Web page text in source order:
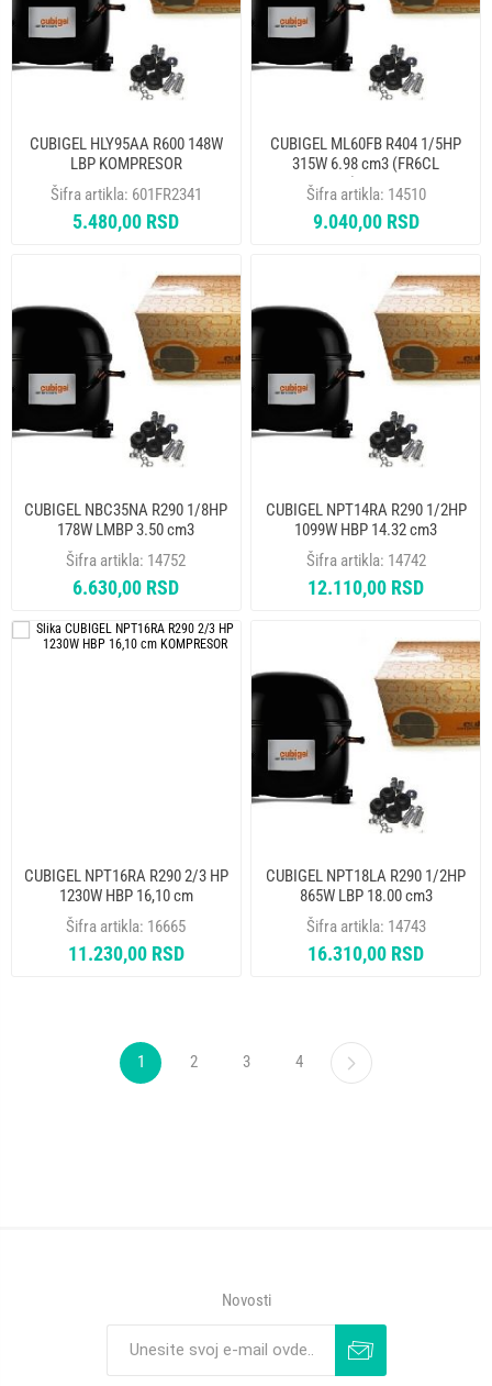
CUBIGEL HLY95AA R600 148W
LBP KOMPRESOR
Šifra artikla: 601FR2341
5.480,00 RSD
CUBIGEL ML60FB R404 1/5HP
315W 6.98 cm3 (FR6CL
613FR245) KOMPRESOR
Šifra artikla: 14510
9.040,00 RSD
CUBIGEL NBC35NA R290 1/8HP
178W LMBP 3.50 cm3
KOMPRESOR
Šifra artikla: 14752
6.630,00 RSD
CUBIGEL NPT14RA R290 1/2HP
1099W HBP 14.32 cm3
KOMPRESOR
Šifra artikla: 14742
12.110,00 RSD
CUBIGEL NPT16RA R290 2/3 HP
1230W HBP 16,10 cm
KOMPRESOR
Šifra artikla: 16665
11.230,00 RSD
CUBIGEL NPT18LA R290 1/2HP
865W LBP 18.00 cm3
KOMPRESOR
Šifra artikla: 14743
16.310,00 RSD
1 2 3 4
Novosti